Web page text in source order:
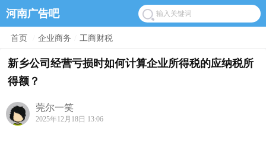
河南广告吧
首页 企业商务 工商财税
新乡公司经营亏损时如何计算企业所得税的应纳税所
得额？
莞尔一笑
2025年12月18日 13:06